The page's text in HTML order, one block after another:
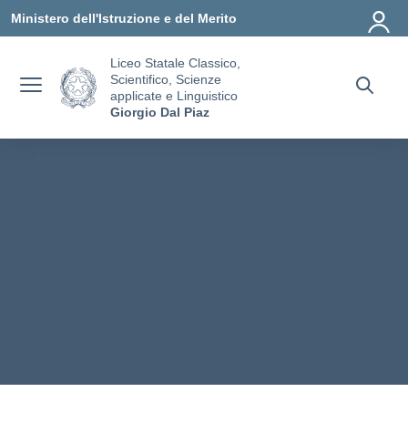
Ministero dell'Istruzione e del Merito
Liceo Statale Classico,
Scientifico, Scienze
applicate e Linguistico
Giorgio Dal Piaz